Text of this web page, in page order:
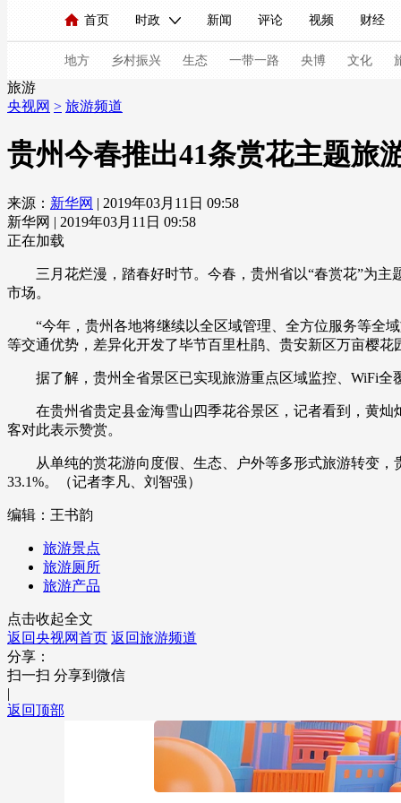
首页 时政 新闻 评论 视频 财经
人民领袖习近平 联播+ 中国领导人 央视快评 习
直播 栏目大全 节目单 听音 微视频
海外频道 iPanda English Монгол
地方 乡村振兴 生态 一带一路 央博 文化
新闻 国内 国际
视频 小央视频 小央直播 直播中国 熊
体育 直播 竞猜 2026年世界杯 2026年
VIP会员 CCTV奥林匹克频道 生活体育大会
财经
大国智造 大国展会 大国保险 云顶对话
旅游
央视网 > 旅游频道
贵州今春推出41条赏花主题旅
来源： 新华网 | 2019年03月11日 09:58
新华网 | 2019年03月11日 09:58
正在加载
三月花烂漫，踏春好时节。今春，贵州省以“春赏花”为主
市场。
“今年，贵州各地将继续以全区域管理、全方位服务等全域
等交通优势，差异化开发了毕节百里杜鹃、贵安新区万亩樱
据了解，贵州全省景区已实现旅游重点区域监控、WiFi全
在贵州省贵定县金海雪山四季花谷景区，记者看到，黄灿
客对此表示赞赏。
从单纯的赏花游向度假、生态、户外等多形式旅游转变，
33.1%。（记者李凡、刘智强）
编辑：王书韵
旅游景点
旅游厕所
旅游产品
点击收起全文
返回央视网首页 返回旅游频道
分享：
扫一扫 分享到微信
|
返回顶部